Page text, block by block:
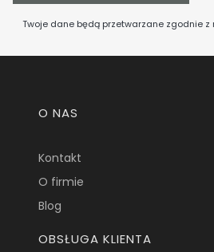
Twoje dane będą przetwarzane zgodnie z
Linki w stopce
O NAS
Kontakt
O firmie
Blog
OBSŁUGA KLIENTA